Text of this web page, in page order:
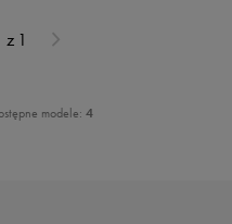
z 1
modele: 4